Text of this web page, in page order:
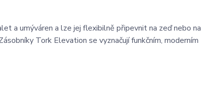
a umýváren a lze jej flexibilně připevnit na zeď nebo na
Tork Elevation se vyznačují funkčním, moderním